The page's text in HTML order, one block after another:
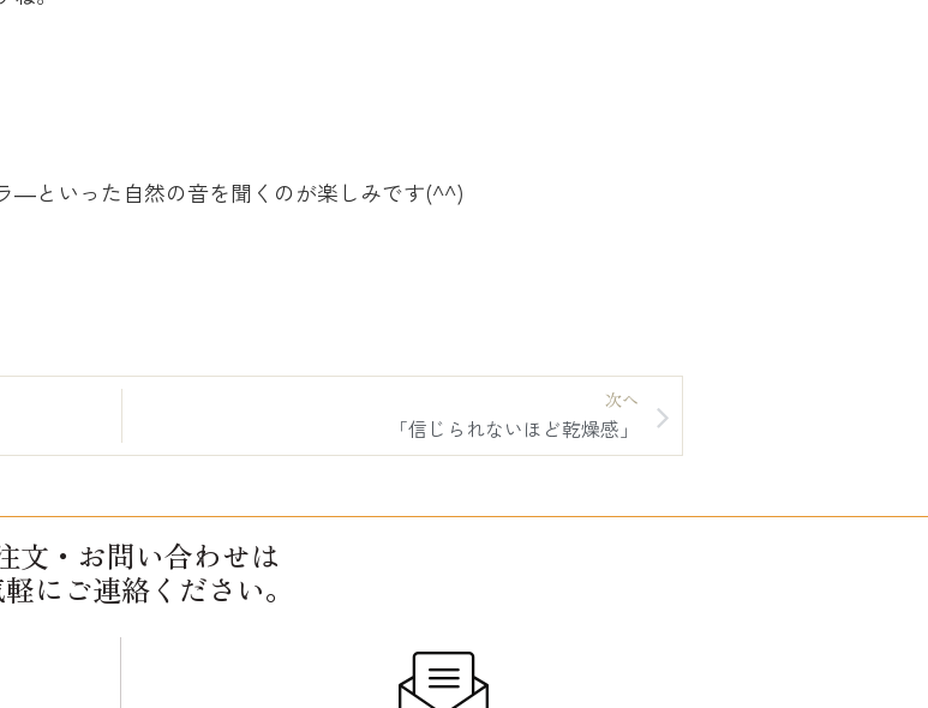
―といった自然の音を聞くのが楽しみです(^^)
次へ
「信じられないほど乾燥感」
文・お問い合わせは
にご連絡ください。